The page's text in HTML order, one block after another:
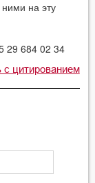
ними на эту
29 684 02 34
с цитированием